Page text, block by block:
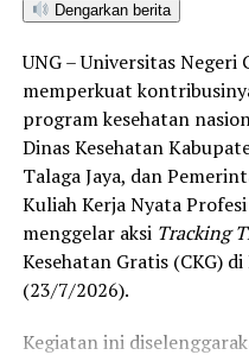
tertinggi di kawasan
dalam Rakorwil TPAKD,”
usai kegiatan.
Indra menambahkan,
tingkat keterjangkauan,
layanan keuangan bagi
berada di posisi terdepan.
menjadi indikator kuat
Dengarkan berita
UNG – Universitas
memperkuat
program kesehatan
Dinas Kesehatan
Talaga Jaya, dan
Kuliah Kerja Nyata
menggelar aksi Tracking
Kesehatan Gratis (CKG)
(23/7/2026).
Kegiatan ini